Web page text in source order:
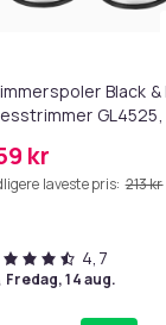
Xiaomi Roborock
Black
GL4525,
kr
laveste pris: 213 kr
4,7
fredag, 14 aug.